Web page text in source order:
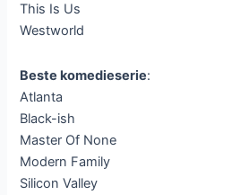
This Is Us
Westworld
Beste komedieserie:
Atlanta
Black-ish
Master Of None
Modern Family
Silicon Valley